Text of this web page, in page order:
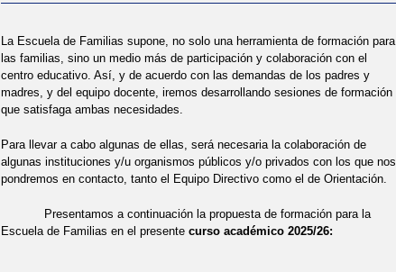
La Escuela de Familias supone, no solo una herramienta de formación para
las familias, sino un medio más de participación y colaboración con el
centro educativo. Así, y de acuerdo con las demandas de los padres y
madres, y del equipo docente, iremos desarrollando sesiones de formación
que satisfaga ambas necesidades.
Para llevar a cabo algunas de ellas, será necesaria la colaboración de
algunas instituciones y/u organismos públicos y/o privados con los que nos
pondremos en contacto, tanto el Equipo Directivo como el de Orientación.
Presentamos a continuación la propuesta de formación para la
Escuela de Familias en el presente curso académico 2025/26: